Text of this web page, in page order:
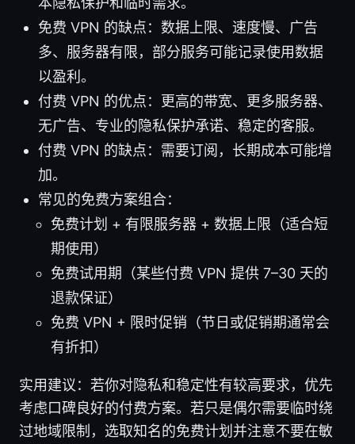
免费 VPN 的缺点：数据上限、速度慢、广告
多、服务器有限，部分服务可能记录使用数据
以盈利。
付费 VPN 的优点：更高的带宽、更多服务器、
无广告、专业的隐私保护承诺、稳定的客服。
付费 VPN 的缺点：需要订阅，长期成本可能增
加。
常见的免费方案组合：
免费计划 + 有限服务器 + 数据上限（适合短
期使用）
免费试用期（某些付费 VPN 提供 7–30 天的
退款保证）
免费 VPN + 限时促销（节日或促销期通常会
有折扣）
实用建议：若你对隐私和稳定性有较高要求，优先
考虑口碑良好的付费方案。若只是偶尔需要临时绕
过地域限制，选取知名的免费计划并注意不要在敏